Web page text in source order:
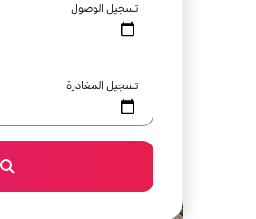
تسجيل الوصول
تسجيل المغادرة